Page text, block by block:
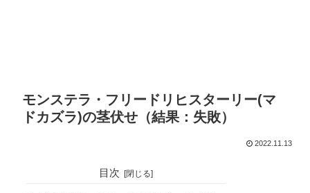
モンステラ・フリードリヒスターリー(マ
ドカズラ)の茎伏せ（結果：失敗）
2022.11.13
目次